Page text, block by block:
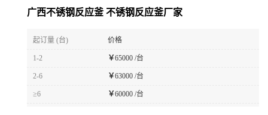
厅广西不锈钢反应釜 不锈钢反应釜厂家
起订量 (台) 价格
1-2 ￥65000 /台
2-6 ￥63000 /台
≥6 ￥60000 /台